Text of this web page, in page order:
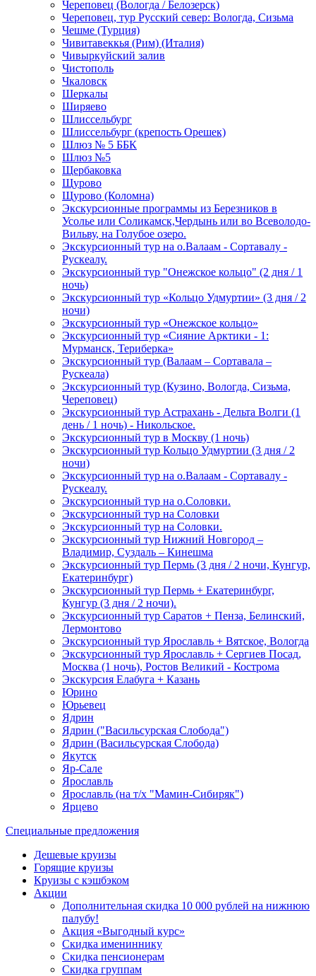
Череповец (Вологда / Белозерск)
Череповец, тур Русский север: Вологда, Сизьма
Чешме (Турция)
Чивитавеккья (Рим) (Италия)
Чивыркуйский залив
Чистополь
Чкаловск
Шеркалы
Ширяево
Шлиссельбург
Шлиссельбург (крепость Орешек)
Шлюз № 5 ББК
Шлюз №5
Щербаковка
Щурово
Щурово (Коломна)
Экскурсионные программы из Березников в
Усолье или Соликамск,Чердынь или во Всеволодо-
Вильву, на Голубое озеро.
Экскурсионный тур на о.Валаам - Сортавалу -
Рускеалу.
Экскурсионный тур "Онежское кольцо" (2 дня / 1
ночь)
Экскурсионный тур «Кольцо Удмуртии» (3 дня / 2
ночи)
Экскурсионный тур «Онежское кольцо»
Экскурсионный тур «Сияние Арктики - 1:
Мурманск, Териберка»
Экскурсионный тур (Валаам – Сортавала –
Рускеала)
Экскурсионный тур (Кузино, Вологда, Сизьма,
Череповец)
Экскурсионный тур Астрахань - Дельта Волги (1
день / 1 ночь) - Никольское.
Экскурсионный тур в Москву (1 ночь)
Экскурсионный тур Кольцо Удмуртии (3 дня / 2
ночи)
Экскурсионный тур на о.Валаам - Сортавалу -
Рускеалу.
Экскурсионный тур на о.Соловки.
Экскурсионный тур на Соловки
Экскурсионный тур на Соловки.
Экскурсионный тур Нижний Новгород –
Владимир, Суздаль – Кинешма
Экскурсионный тур Пермь (3 дня / 2 ночи, Кунгур,
Екатеринбург)
Экскурсионный тур Пермь + Екатеринбург,
Кунгур (3 дня / 2 ночи).
Экскурсионный тур Саратов + Пенза, Белинский,
Лермонтово
Экскурсионный тур Ярославль + Вятское, Вологда
Экскурсионный тур Ярославль + Сергиев Посад,
Москва (1 ночь), Ростов Великий - Кострома
Экскурсия Елабуга + Казань
Юрино
Юрьевец
Ядрин
Ядрин ("Васильсурская Слобода")
Ядрин (Васильсурская Слобода)
Якутск
Яр-Сале
Ярославль
Ярославль (на т/х "Мамин-Сибиряк")
Ярцево
Специальные предложения
Дешевые круизы
Горящие круизы
Круизы с кэшбэком
Акции
Дополнительная скидка 10 000 рублей на нижнюю
палубу!
Акция «Выгодный курс»
Скидка имениннику
Скидка пенсионерам
Скидка группам